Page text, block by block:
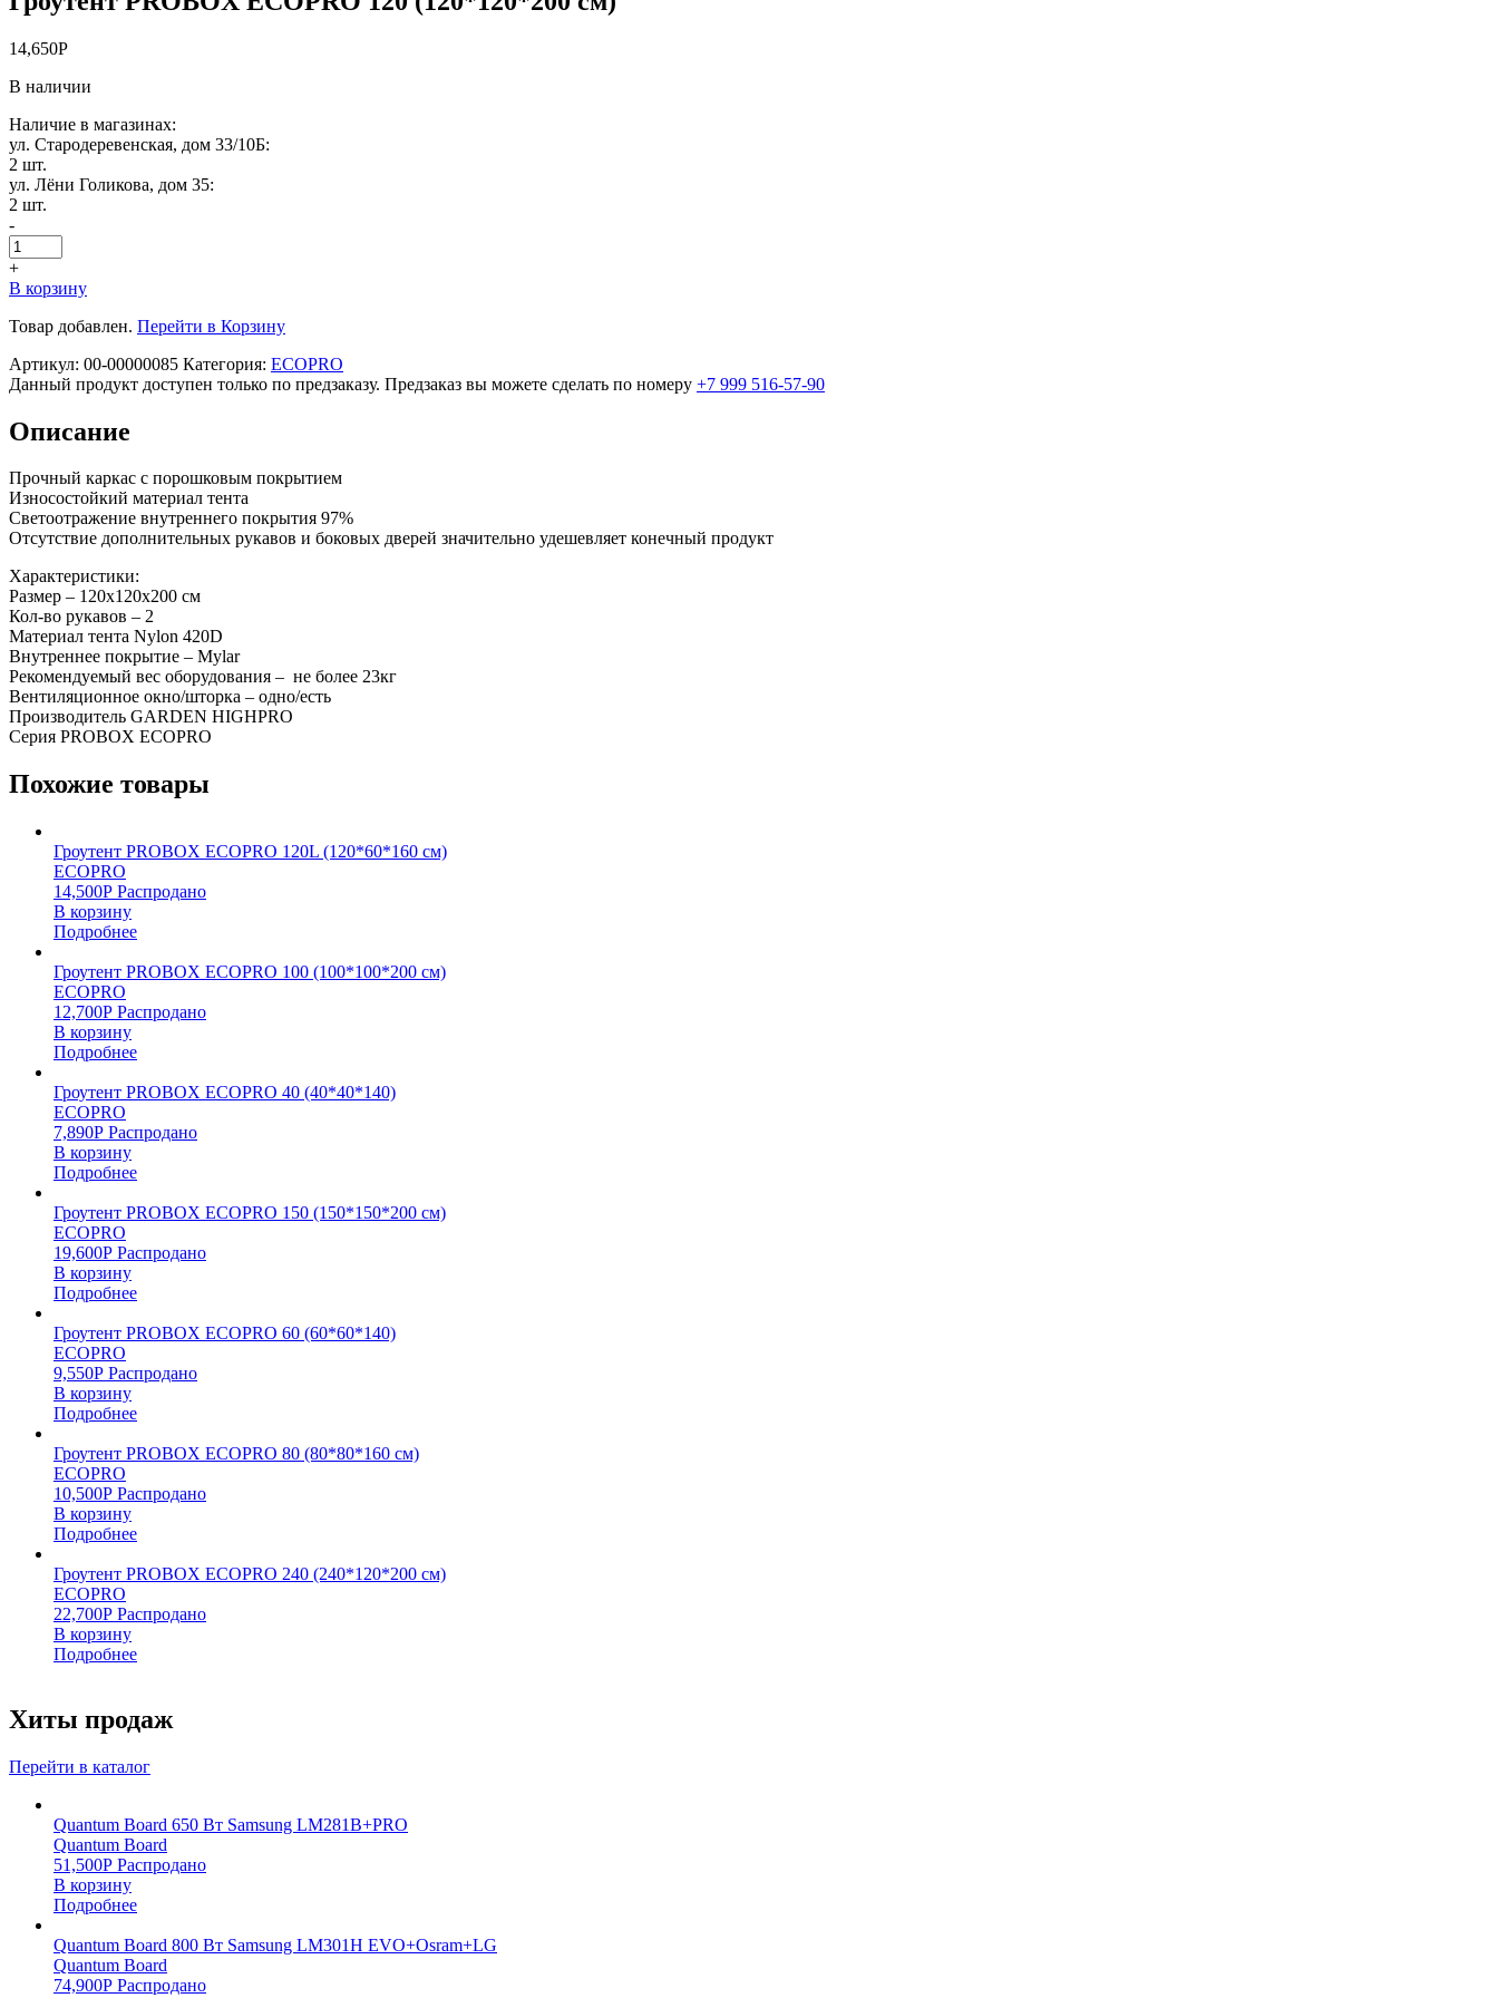
14,650Р
В наличии
Наличие в магазинах:
ул. Стародеревенская, дом 33/10Б:
2 шт.
ул. Лёни Голикова, дом 35:
2 шт.
-
+
В корзину
Товар добавлен. Перейти в Корзину
Артикул: 00-00000085 Категория: ECOPRO
Данный продукт доступен только по предзаказу. Предзаказ вы можете сделать по номеру +7 999 516-57-90
Описание
Прочный каркас с порошковым покрытием
Износостойкий материал тента
Светоотражение внутреннего покрытия 97%
Отсутствие дополнительных рукавов и боковых дверей значительно удешевляет конечный продукт
Характеристики:
Размер – 120х120х200 см
Кол-во рукавов – 2
Материал тента Nylon 420D
Внутреннее покрытие – Mylar
Рекомендуемый вес оборудования – не более 23кг
Вентиляционное окно/шторка – одно/есть
Производитель GARDEN HIGHPRO
Серия PROBOX ECOPRO
Похожие товары
Гроутент PROBOX ECOPRO 120L (120*60*160 см)
ECOPRO
14,500Р Распродано
В корзину
Подробнее
Гроутент PROBOX ECOPRO 100 (100*100*200 см)
ECOPRO
12,700Р Распродано
В корзину
Подробнее
Гроутент PROBOX ECOPRO 40 (40*40*140)
ECOPRO
7,890Р Распродано
В корзину
Подробнее
Гроутент PROBOX ECOPRO 150 (150*150*200 см)
ECOPRO
19,600Р Распродано
В корзину
Подробнее
Гроутент PROBOX ECOPRO 60 (60*60*140)
ECOPRO
9,550Р Распродано
В корзину
Подробнее
Гроутент PROBOX ECOPRO 80 (80*80*160 см)
ECOPRO
10,500Р Распродано
В корзину
Подробнее
Гроутент PROBOX ECOPRO 240 (240*120*200 см)
ECOPRO
22,700Р Распродано
В корзину
Подробнее
Хиты продаж
Перейти в каталог
Quantum Board 650 Вт Samsung LM281B+PRO
Quantum Board
51,500Р Распродано
В корзину
Подробнее
Quantum Board 800 Вт Samsung LM301H EVO+Osram+LG
Quantum Board
74,900Р Распродано